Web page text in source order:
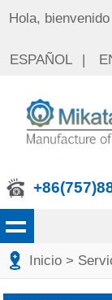
Hola,
ESPAÑOL
Inicio >